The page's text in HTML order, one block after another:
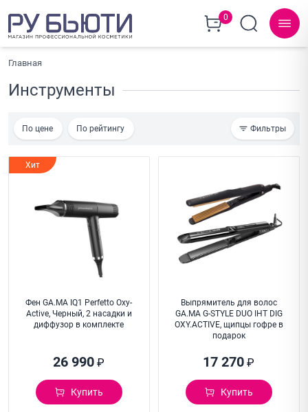
0
Главная
Инструменты
По цене По рейтингу Фильтры
Хит
Фен GA.MA IQ1 Perfetto Oxy-
Active, Черный, 2 насадки и
диффузор в комплекте
26 990 ₽
Купить
Выпрямитель для волос
GA.MA G-STYLE DUO IHT DIG
OXY.ACTIVE, щипцы гофре в
подарок
17 270 ₽
Купить